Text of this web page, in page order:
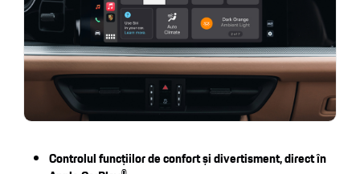
Controlul funcțiilor de confort și divertisment, direct în